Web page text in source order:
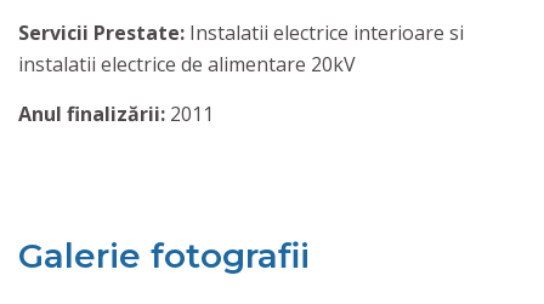
Servicii Prestate: Instalatii electrice interioare si
instalatii electrice de alimentare 20kV
Anul finalizării: 2011
Galerie fotografii